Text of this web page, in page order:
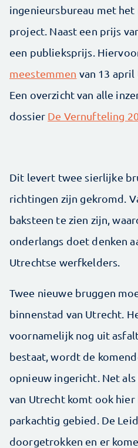
ingenieursbureau met
project. Naast een prijs
een publieksprijs.
meestemmen van 13 april
Een overzicht van alle
dossier De Vernufteling
Dit levert twee sierlijke
richtingen zijn gekromd.
baksteen te zien zijn,
onderlangs doet denken
Utrechtse werfkelders.
Twee nieuwe bruggen
binnenstad van Utrecht.
voornamelijk nog uit
bestaat, wordt de
opnieuw ingericht. Net
van Utrecht komt ook
parkachtig gebied. De
doorgetrokken en er